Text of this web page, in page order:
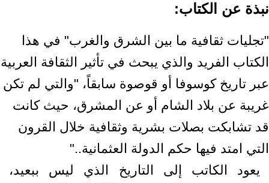
نبذة عن الكتاب:
"تجليات ثقافية ما بين الشرق والغرب" في هذا
الكتاب الفريد والذي يبحث في تأثير الثقافة العربية
عبر تاريخ كوسوفا أو قوصوة سابقاً، "والتي لم تكن
غريبة عن بلاد الشام أو عن المشرق، حيث كانت
قد تشابكت بصلات بشرية وثقافية خلال القرون
التي امتد فيها حكم الدولة العثمانية.."
يعود الكاتب إلى التاريخ الذي ليس ببعيد،